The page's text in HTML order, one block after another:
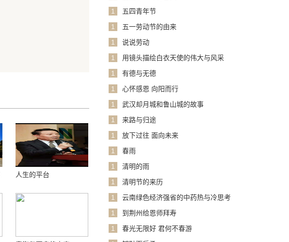
人生的平台
1
五四青年节
1
五一劳动节的由来
1
说说劳动
1
用镜头描绘白衣天使的伟大与风采
1
有德与无德
1
心怀感恩 向阳而行
1
武汉却月城和鲁山城的故事
1
来路与归途
1
放下过往 面向未来
1
春雨
1
清明的雨
1
清明节的来历
1
云南绿色经济强省的中药热与冷思考
1
到荆州给恩师拜寿
1
春光无限好 君何不春游